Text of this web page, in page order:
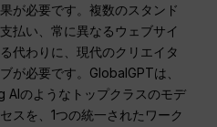
が必要です。複数のスタンド
払い、常に異なるウェブサイ
代わりに、現代のクリエイタ
が必要です。GlobalGPTは、
のようなトップクラスのモデ
スを、1つの統一されたワーク